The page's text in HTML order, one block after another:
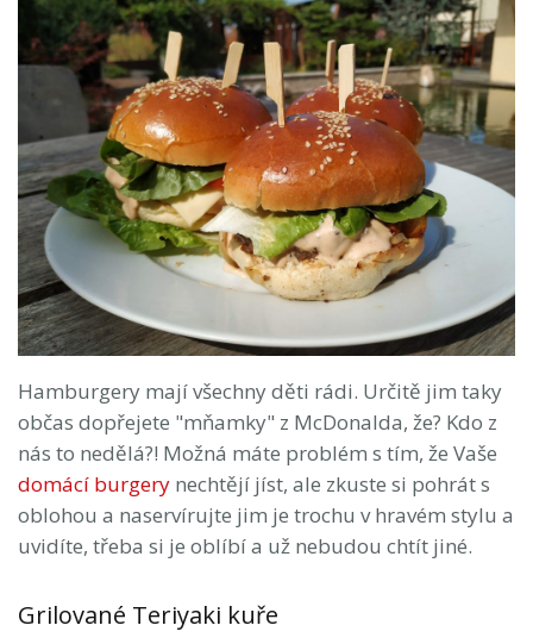
Hamburgery mají všechny děti rádi. Určitě jim taky
občas dopřejete "mňamky" z McDonalda, že? Kdo z
nás to nedělá?! Možná máte problém s tím, že Vaše
domácí burgery nechtějí jíst, ale zkuste si pohrát s
oblohou a naservírujte jim je trochu v hravém stylu a
uvidíte, třeba si je oblíbí a už nebudou chtít jiné.
Grilované Teriyaki kuře